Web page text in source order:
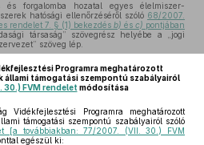
és forgalomba hozatal egyes élelmiszer-
hatósági ellenőrzéséről szóló 68/2007.
rendelet 7. § (1) bekezdés b) és c) pontjában
társaság” szövegrész helyébe a „jogi
szöveg lép.
Programra meghatározott
támogatási szempontú szabályairól
30.) FVM rendelet módosítása
Vidékfejlesztési Programra meghatározott
támogatási szempontú szabályairól szóló
[a továbbiakban: 77/2007. (VII. 30.) FVM
egészül ki: